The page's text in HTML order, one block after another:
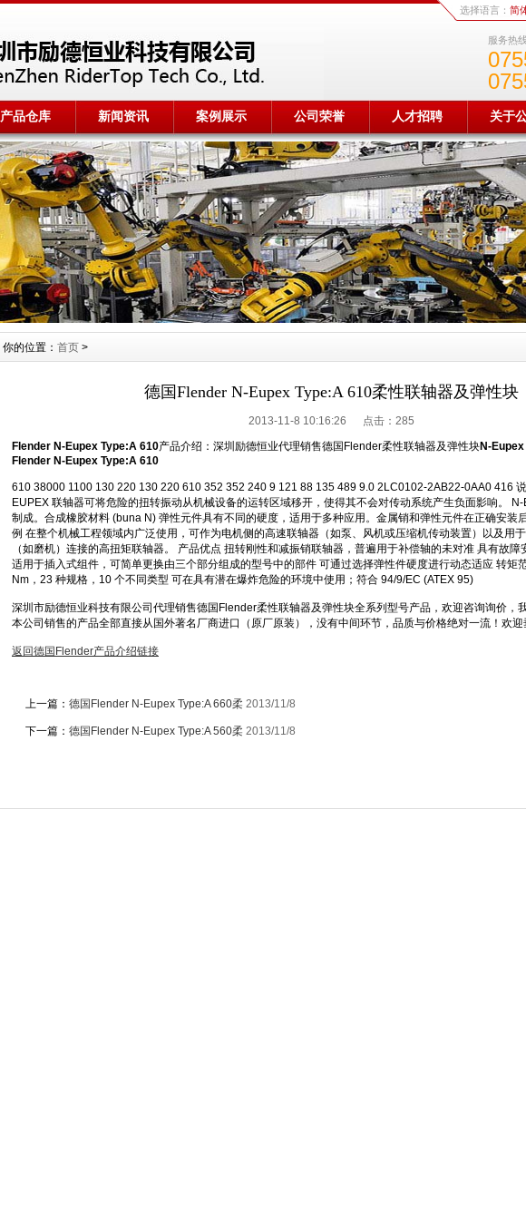
选择语言： 简
服务热线
产品仓库 新闻资讯 案例展示 公司荣誉 人才招聘 关于
你的位置： 首页 >
德国Flender N-Eupex Type:A 610柔性联轴器及弹性块
2013-11-8 10:16:26 点击： 285
Flender N-Eupex Type:A 610产品介绍：深圳励德恒业代理销售德国Flender柔性联轴器及弹性块N-
Flender N-Eupex Type:A 610
610 38000 1100 130 220 130 220 610 352 352 240 9 121 88 135 489 9.0 2LC0102-2AB22-0AA0 416
EUPEX 联轴器可将危险的扭转振动从机械设备的运转区域移开，使得其不会对传动系统产生负面影响。
制成。合成橡胶材料 (buna N) 弹性元件具有不同的硬度，适用于多种应用。金属销和弹性元件在正确安装
例 在整个机械工程领域内广泛使用，可作为电机侧的高速联轴器（如泵、风机或压缩机传动装置）以及用
（如磨机）连接的高扭矩联轴器。 产品优点 扭转刚性和减振销联轴器，普遍用于补偿轴的未对准 具有故
适用于插入式组件，可简单更换由三个部分组成的型号中的部件 可通过选择弹性件硬度进行动态适应 转矩
Nm，23 种规格，10 个不同类型 可在具有潜在爆炸危险的环境中使用；符合 94/9/EC (ATEX 95)
深圳市励德恒业科技有限公司代理销售德国Flender柔性联轴器及弹性块全系列型号产品，欢迎咨询询价，
本公司销售的产品全部直接从国外著名厂商进口（原厂原装），没有中间环节，品质与价格绝对一流！欢迎
返回德国Flender产品介绍链接
上一篇： 德国Flender N-Eupex Type:A 660柔 2013/11/8
下一篇： 德国Flender N-Eupex Type:A 560柔 2013/11/8